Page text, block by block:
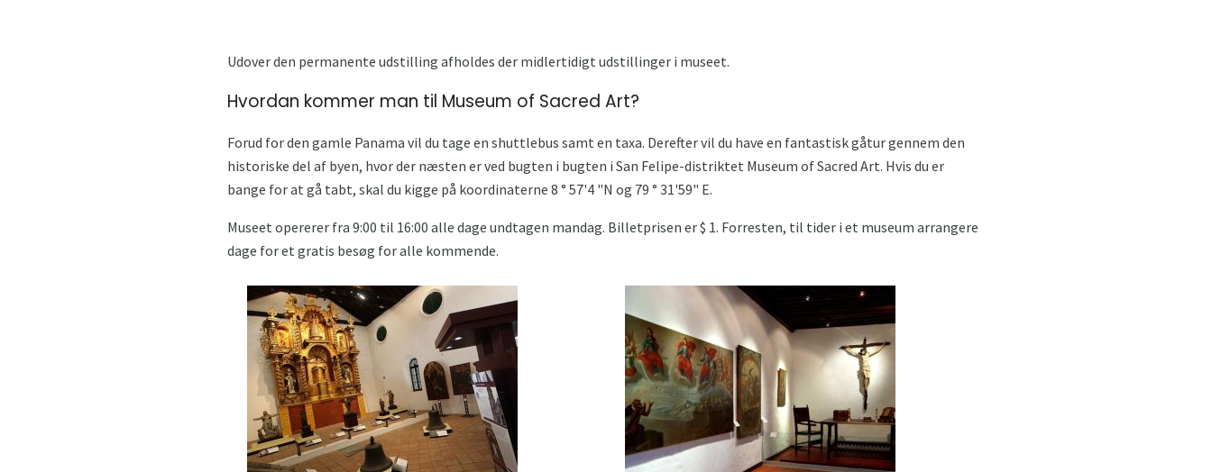
Udover den permanente udstilling afholdes der midlertidigt udstillinger i museet.
Hvordan kommer man til Museum of Sacred Art?
Forud for den gamle Panama vil du tage en shuttlebus samt en taxa. Derefter vil du have en fantastisk gåtur gennem den
historiske del af byen, hvor der næsten er ved bugten i bugten i San Felipe-distriktet Museum of Sacred Art. Hvis du er
bange for at gå tabt, skal du kigge på koordinaterne 8 ° 57'4 "N og 79 ° 31'59" E.
Museet opererer fra 9:00 til 16:00 alle dage undtagen mandag. Billetprisen er $ 1. Forresten, til tider i et museum arrangere
dage for et gratis besøg for alle kommende.